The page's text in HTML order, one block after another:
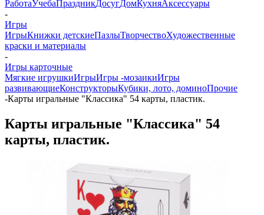
РаботаУчебаПраздникДосугДомКухняАксессуары
-
Игры
ИгрыКнижки детскиеПазлыТворчествоХудожественные
краски и материалы
-
Игры карточные
Мягкие игрушкиИгрыИгры -мозаикиИгры
развивающиеКонструкторыКубики, лото, доминоПрочие
-Карты игральные "Классика" 54 карты, пластик.
Карты игральные "Классика" 54
карты, пластик.